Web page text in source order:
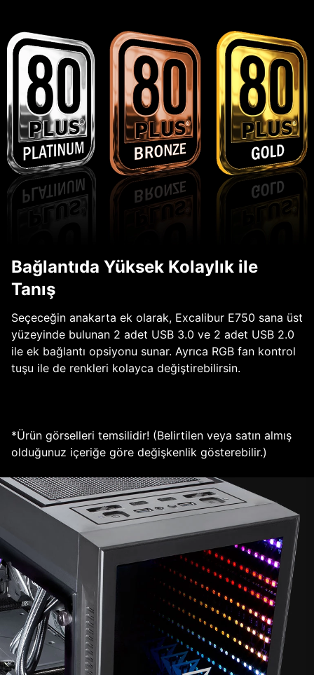
Bağlantıda Yüksek Kolaylık ile
Tanış
Seçeceğin anakarta ek olarak, Excalibur E750 sana üst
yüzeyinde bulunan 2 adet USB 3.0 ve 2 adet USB 2.0
ile ek bağlantı opsiyonu sunar. Ayrıca RGB fan kontrol
tuşu ile de renkleri kolayca değiştirebilirsin.
*Ürün görselleri temsilidir! (Belirtilen veya satın almış
olduğunuz içeriğe göre değişkenlik gösterebilir.)